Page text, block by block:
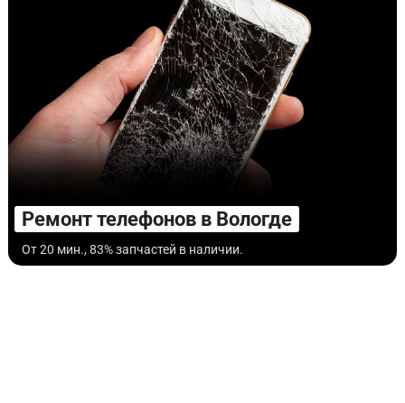
Ремонт телефонов в Вологде
От 20 мин., 83% запчастей в наличии.